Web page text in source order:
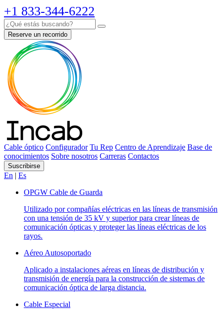
+1 833-344-6222
Reserve un recorrido
Cable óptico Configurador Tu Rep Centro de Aprendizaje Base de
conocimientos Sobre nosotros Carreras Contactos
Suscribirse
En | Es
OPGW Cable de Guarda
Utilizado por compañías eléctricas en las líneas de transmisión
con una tensión de 35 kV y superior para crear líneas de
comunicación ópticas y proteger las líneas eléctricas de los
rayos.
Aéreo Autosoportado
Aplicado a instalaciones aéreas en líneas de distribución y
transmisión de energía para la construcción de sistemas de
comunicación óptica de larga distancia.
Cable Especial